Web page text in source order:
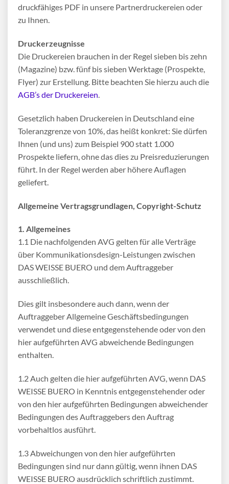
druckfähiges PDF in unsere Partnerdruckereien oder
zu Ihnen.
Druckerzeugnisse
Die Druckereien brauchen in der Regel sieben bis zehn
(Magazine) bzw. fünf bis sieben Werktage (Prospekte,
Flyer) zur Erstellung. Bitte beachten Sie hierzu auch die
AGB’s der Druckereien.
Gesetzlich haben Druckereien in Deutschland eine
Toleranzgrenze von 10%, das heißt konkret: Sie dürfen
Ihnen (und uns) zum Beispiel 900 statt 1.000
Prospekte liefern, ohne das dies zu Preisreduzierungen
führt. In der Regel werden aber höhere Auflagen
geliefert.
Allgemeine Vertragsgrundlagen, Copyright-Schutz
1. Allgemeines
1.1 Die nachfolgenden AVG gelten für alle Verträge
über Kommunikationsdesign-Leistungen zwischen
DAS WEISSE BUERO und dem Auftraggeber
ausschließlich.
Dies gilt insbesondere auch dann, wenn der
Auftraggeber Allgemeine Geschäftsbedingungen
verwendet und diese entgegenstehende oder von den
hier aufgeführten AVG abweichende Bedingungen
enthalten.
1.2 Auch gelten die hier aufgeführten AVG, wenn DAS
WEISSE BUERO in Kenntnis entgegenstehender oder
von den hier aufgeführten Bedingungen abweichender
Bedingungen des Auftraggebers den Auftrag
vorbehaltlos ausführt.
1.3 Abweichungen von den hier aufgeführten
Bedingungen sind nur dann gültig, wenn ihnen DAS
WEISSE BUERO ausdrücklich schriftlich zustimmt.